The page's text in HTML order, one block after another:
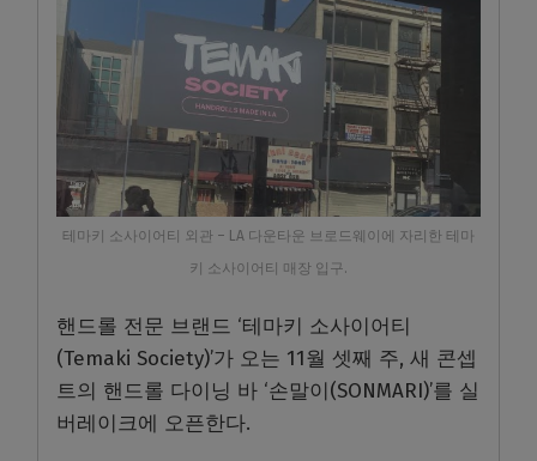
테마키 소사이어티 외관 – LA 다운타운 브로드웨이에 자리한 테마
키 소사이어티 매장 입구.
핸드롤 전문 브랜드 ‘테마키 소사이어티
(Temaki Society)’가 오는 11월 셋째 주, 새 콘셉
트의 핸드롤 다이닝 바 ‘손말이(SONMARI)’를 실
버레이크에 오픈한다.